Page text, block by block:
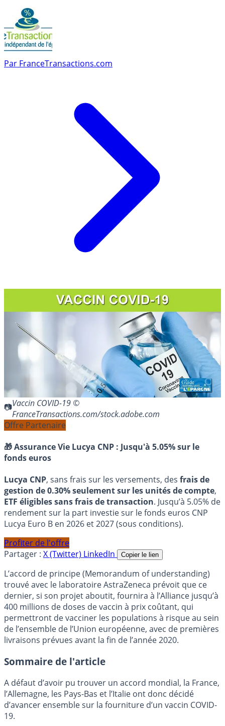
Par FranceTransactions.com
Vaccin COVID-19 ©
FranceTransactions.com/stock.adobe.com
Offre Partenaire
🎁 Assurance Vie Lucya CNP : Jusqu'à 5.05% sur le
fonds euros
Lucya CNP, sans frais sur les versements, des frais de
gestion de 0.30% seulement sur les unités de compte,
ETF éligibles sans frais de transaction. Jusqu’à 5.05% de
rendement sur la part investie sur le fonds euros CNP
Lucya Euro B en 2026 et 2027 (sous conditions).
Profiter de l'offre
Partager : X (Twitter) LinkedIn Copier le lien
L’accord de principe (Memorandum of understanding)
trouvé avec le laboratoire AstraZeneca prévoit que ce
dernier, si son projet aboutit, fournira à l’Alliance jusqu’à
400 millions de doses de vaccin à prix coûtant, qui
permettront de vacciner les populations à risque au sein
de l’ensemble de l’Union européenne, avec de premières
livraisons prévues avant la fin de l’année 2020.
Sommaire de l'article
A défaut d’avoir pu trouver un accord mondial, la France,
l’Allemagne, les Pays-Bas et l’Italie ont donc décidé
d’avancer ensemble sur la fourniture d’un vaccin COVID-
19.